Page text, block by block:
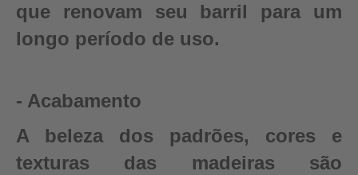
que renovam seu barril para um
longo período de uso.
- Acabamento
A beleza dos padrões, cores e
texturas das madeiras são